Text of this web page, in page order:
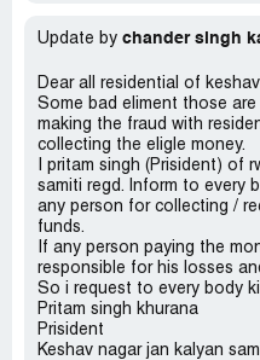
Update by chander singh
Dear all residential of
Some bad eliment those are
making the fraud with
collecting the eligle money.
I pritam singh (Prisident) of
samiti regd. Inform to every
any person for collecting /
funds.
If any person paying the
responsible for his losses
So i request to every body
Pritam singh khurana
Prisident
Keshav nagar jan kalyan